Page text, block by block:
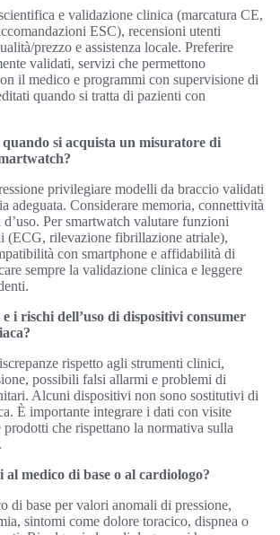
e validazione clinica (marcatura CE,
ESC), recensioni utenti
prezzo e assistenza locale. Preferire
validati, servizi che permettono
il medico e programmi con supervisione di
quando si tratta di pazienti con
quando si acquista un misuratore di
privilegiare modelli da braccio validati
adeguata. Considerare memoria, connettività
Per smartwatch valutare funzioni
(ECG, rilevazione fibrillazione atriale),
con smartphone e affidabilità di
sempre la validazione clinica e leggere
i rischi dell’uso di dispositivi consumer
rispetto agli strumenti clinici,
possibili falsi allarmi e problemi di
Alcuni dispositivi non sono sostitutivi di
È importante integrare i dati con visite
che rispettano la normativa sulla
medico di base o al cardiologo?
di base per valori anomali di pressione,
sintomi come dolore toracico, dispnea o